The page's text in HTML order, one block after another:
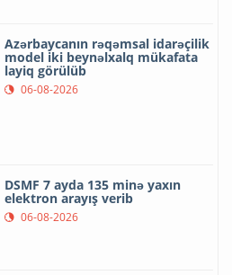
Azərbaycanın rəqəmsal idarəçilik
model iki beynəlxalq mükafata
layiq görülüb
06-08-2026
DSMF 7 ayda 135 minə yaxın
elektron arayış verib
06-08-2026